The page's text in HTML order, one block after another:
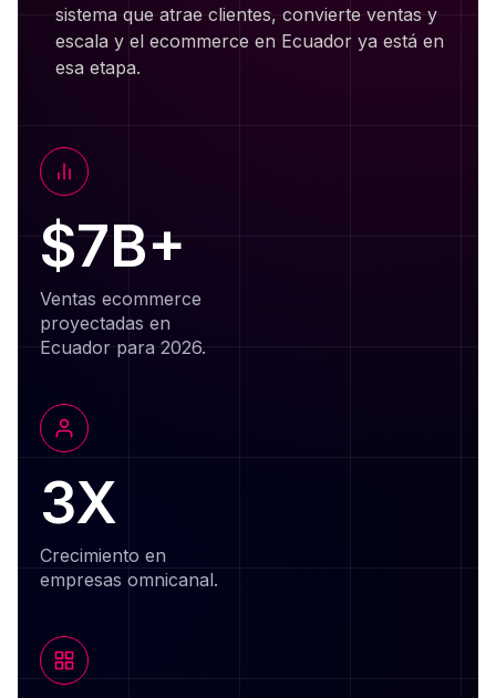
sistema que atrae clientes, convierte ventas y
escala y el ecommerce en Ecuador ya está en
esa etapa.
$7B+
Ventas ecommerce
proyectadas en
Ecuador para 2026.
3X
Crecimiento en
empresas omnicanal.